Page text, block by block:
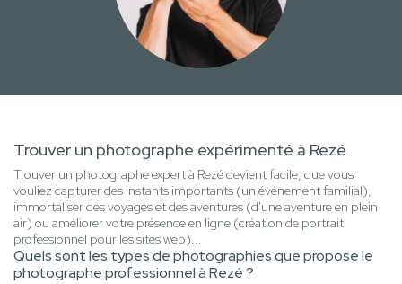
Trouver un photographe expérimenté à Rezé
Trouver un photographe expert à Rezé devient facile, que vous
vouliez capturer des instants importants (un événement familial),
immortaliser des voyages et des aventures (d'une aventure en plein
air) ou améliorer votre présence en ligne (création de portrait
professionnel pour les sites web)...
Quels sont les types de photographies que propose le
photographe professionnel à Rezé ?